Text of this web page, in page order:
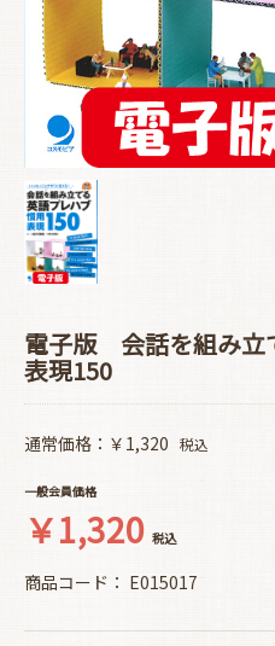
電子版 会話を組み立
表現150
通常価格：￥1,320 税込
一般会員価格
￥1,320 税込
商品コード： E015017